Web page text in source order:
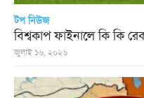
টপ নিউজ
বিশ্বকাপ ফাইনালে কি কি
জুলাই ১৬, ২০২৬